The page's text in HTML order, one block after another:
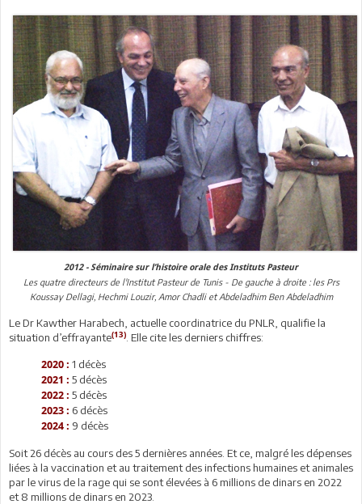
2012 - Séminaire sur l’histoire orale des Instituts Pasteur
Les quatre directeurs de l'Institut Pasteur de Tunis - De gauche à droite : les Prs
Koussay Dellagi, Hechmi Louzir, Amor Chadli et Abdeladhim Ben Abdeladhim
Le Dr Kawther Harabech, actuelle coordinatrice du PNLR, qualifie la
situation d’effrayante(13) . Elle cite les derniers chiffres:
2020 : 1 décès
2021 : 5 décès
2022 : 5 décès
2023 : 6 décès
2024 : 9 décès
Soit 26 décès au cours des 5 dernières années. Et ce, malgré les dépenses
liées à la vaccination et au traitement des infections humaines et animales
par le virus de la rage qui se sont élevées à 6 millions de dinars en 2022
et 8 millions de dinars en 2023.